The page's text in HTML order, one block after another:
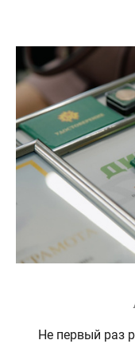
Не первый раз